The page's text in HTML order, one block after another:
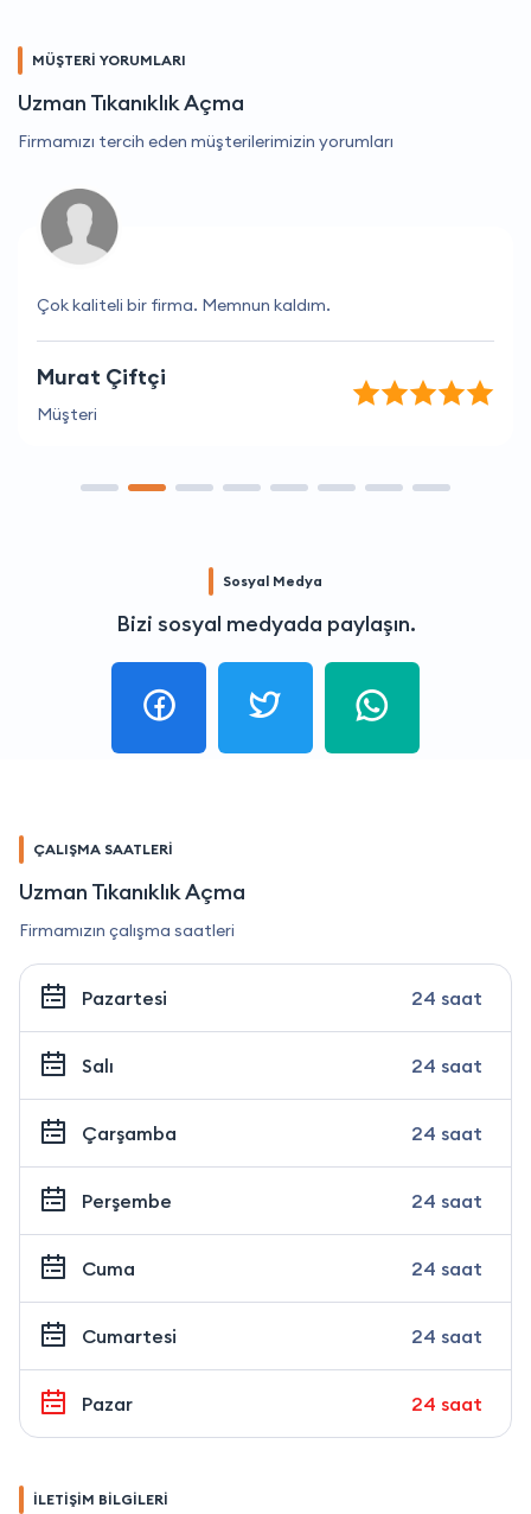
MÜŞTERİ YORUMLARI
Uzman Tıkanıklık Açma
Firmamızı tercih eden müşterilerimizin yorumları
Çok kaliteli bir firma. Memnun kaldım.
Murat Çiftçi
Müşteri
Sosyal Medya
Bizi sosyal medyada paylaşın.
ÇALIŞMA SAATLERİ
Uzman Tıkanıklık Açma
Firmamızın çalışma saatleri
Pazartesi 24 saat
Salı 24 saat
Çarşamba 24 saat
Perşembe 24 saat
Cuma 24 saat
Cumartesi 24 saat
Pazar 24 saat
İLETİŞİM BİLGİLERİ